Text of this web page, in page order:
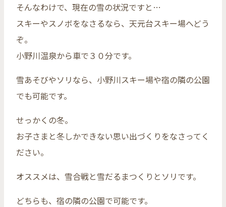
そんなわけで、現在の雪の状況ですと…
スキーやスノボをなさるなら、天元台スキー場へどう
ぞ。
小野川温泉から車で３０分です。
雪あそびやソリなら、小野川スキー場や宿の隣の公園
でも可能です。
せっかくの冬。
お子さまと冬しかできない思い出づくりをなさってく
ださい。
オススメは、雪合戦と雪だるまつくりとソリです。
どちらも、宿の隣の公園で可能です。